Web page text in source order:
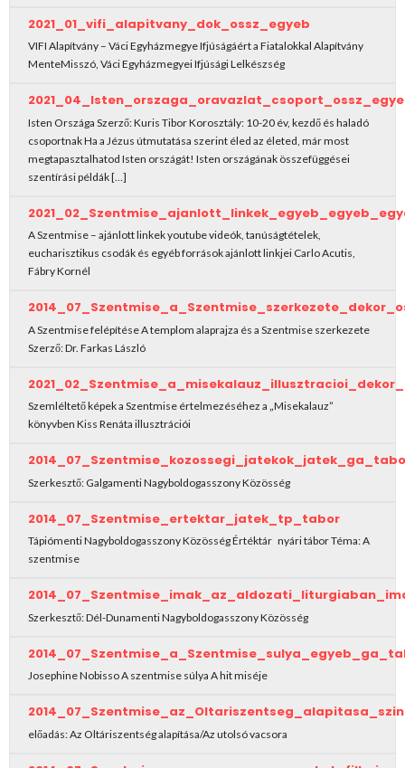
2021_01_vifi_alapitvany_dok_ossz_egyeb
VIFI Alapítvány – Váci Egyházmegye Ifjúságáért a Fiatalokkal Alapítvány
MenteMisszó, Váci Egyházmegyei Ifjúsági Lelkészség
Isten Országa Szerző: Kuris Tibor Korosztály: 10-20 év, kezdő és haladó
csoportnak Ha a Jézus útmutatása szerint éled az életed, már most
megtapasztalhatod Isten országát! Isten országának összefüggései
szentírási példák […]
A Szentmise – ajánlott linkek youtube videók, tanúságtételek,
eucharisztikus csodák és egyéb források ajánlott linkjei Carlo Acutis,
Fábry Kornél
A Szentmise felépítése A templom alaprajza és a Szentmise szerkezete
Szerző: Dr. Farkas László
Szemléltető képek a Szentmise értelmezéséhez a „Misekalauz”
könyvben Kiss Renáta illusztrációi
Szerkesztő: Galgamenti Nagyboldogasszony Közösség
2014_07_Szentmise_ertektar_jatek_tp_tabor
Tápiómenti Nagyboldogasszony Közösség Értéktár nyári tábor Téma: A
szentmise
Szerkesztő: Dél-Dunamenti Nagyboldogasszony Közösség
Josephine Nobisso A szentmise súlya A hit miséje
előadás: Az Oltáriszentség alapítása/Az utolsó vacsora